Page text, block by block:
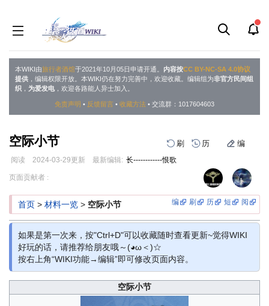
本WIKI由旅行者酒馆于2021年10月05日申请开通。 内容按CC BY-NC-SA 4.0协议
提供 ，编辑权限开放。本WIKI仍在努力完善中，欢迎收藏。编辑组为非官方民间组
织 ， 为爱发电，欢迎各路能人异士加入。
免责声明 • 反馈留言 • 收藏方法 • 交流群：1017604603
空际小节 刷 历 编
阅读 2024-03-29更新 最新编辑: 长------------恨歌
跳
导
跳
搜
页面贡献者 :
编 刷 历 短 阅
首页 > 材料一览 > 空际小节
如果是第一次来，按"Ctrl+D"可以收藏随时查看更新~觉得WIKI
好玩的话，请推荐给朋友哦～(◕ω＜)☆
按右上角“WIKI功能→编辑”即可修改页面内容。
空际小节